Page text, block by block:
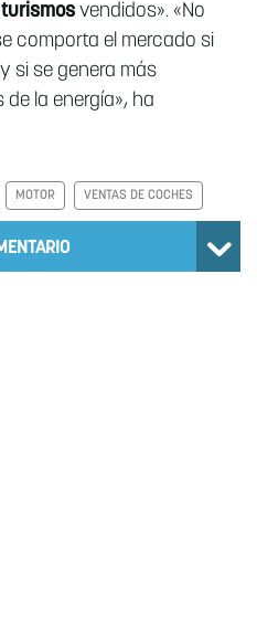
turismos vendidos». «No
comporta el mercado si
si se genera más
la energía», ha
MOTOR VENTAS DE COCHES